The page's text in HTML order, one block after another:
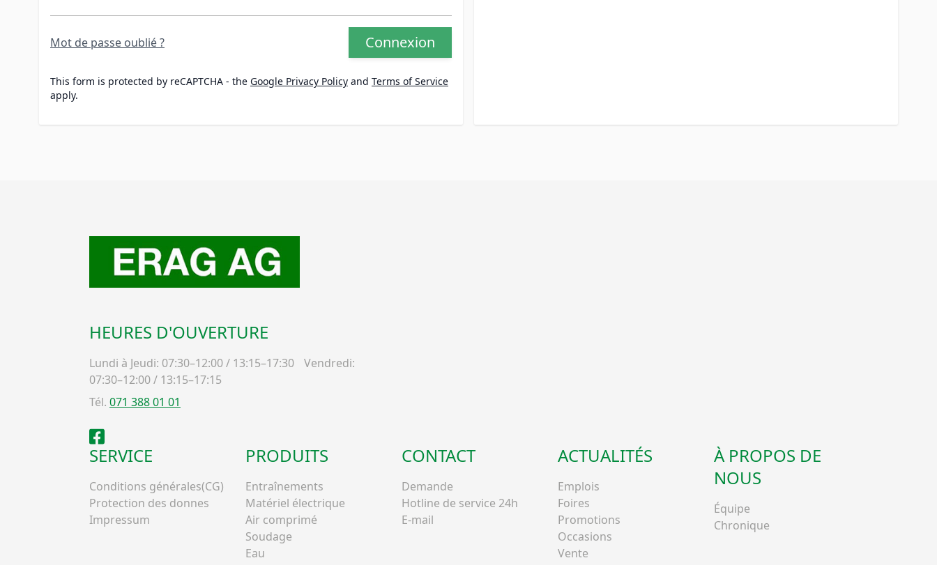
Connexion
Mot de passe oublié ?
This form is protected by reCAPTCHA - the Google Privacy Policy and Terms of Service
apply.
HEURES D'OUVERTURE
Lundi à Jeudi: 07:30–12:00 / 13:15–17:30
Vendredi:
07:30–12:00 / 13:15–17:15
Tél. 071 388 01 01
Facebook
SERVICE
Conditions générales(CG)
Protection des donnes
Impressum
PRODUITS
Entraînements
Matériel électrique
Air comprimé
Soudage
Eau
CONTACT
Demande
Hotline de service 24h
E-mail
ACTUALITÉS
Emplois
Foires
Promotions
Occasions
Vente
À PROPOS DE
NOUS
Équipe
Chronique